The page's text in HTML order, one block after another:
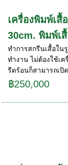
เครื่องพิมพ์เสื้
30cm. พิมพ์เ
ทำการสกรีนเสื้อใ
ทำงาน ไม่ต้องใช้เค
รีดร้อนก็สามารถเปิ
฿250,000